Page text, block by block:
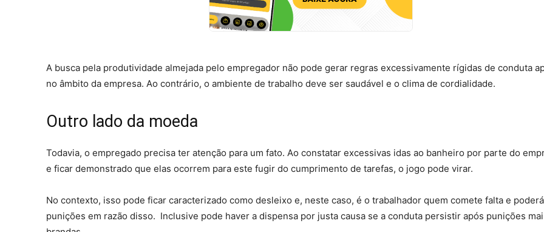
A busca pela produtividade almejada pelo empregador não pode gerar regras excessivamente rígidas de conduta
no âmbito da empresa. Ao contrário, o ambiente de trabalho deve ser saudável e o clima de cordialidade.
Outro lado da moeda
Todavia, o empregado precisa ter atenção para um fato. Ao constatar excessivas idas ao banheiro por parte do
e ficar demonstrado que elas ocorrem para este fugir do cumprimento de tarefas, o jogo pode virar.
No contexto, isso pode ficar caracterizado como desleixo e, neste caso, é o trabalhador quem comete falta e
punições em razão disso. Inclusive pode haver a dispensa por justa causa se a conduta persistir após punições